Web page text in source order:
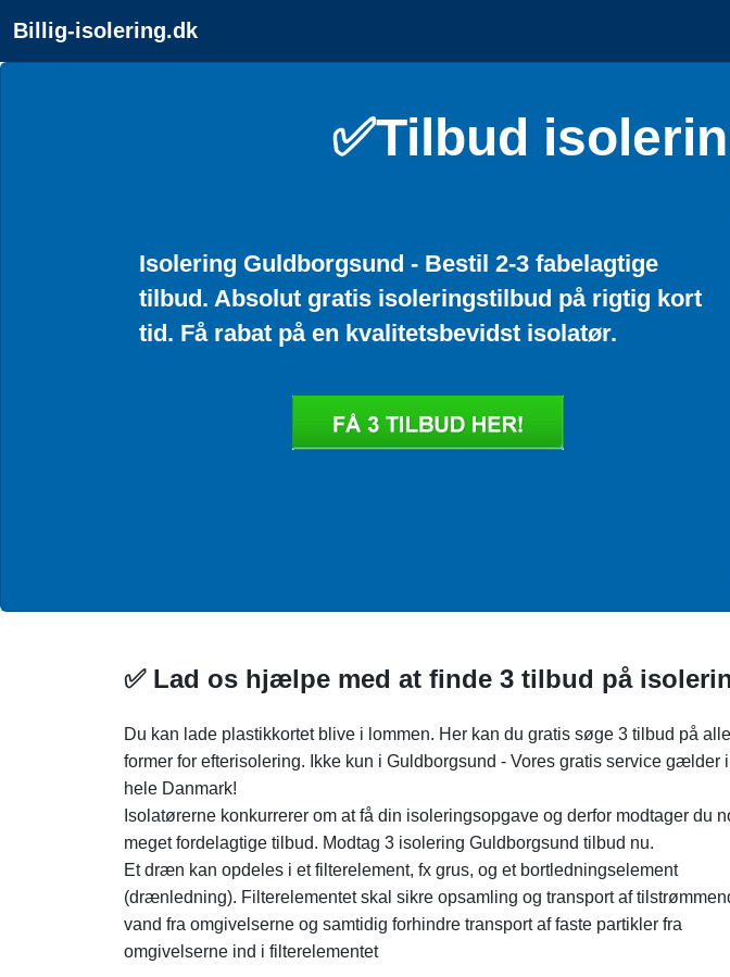
Billig-isolering.dk
✅Tilbud
Isolering Guldborgsund - Bestil 2-3 fabelagtige
tilbud. Absolut gratis isoleringstilbud på rigtig kort
tid. Få rabat på en kvalitetsbevidst isolatør.
✅ Lad os hjælpe med at finde 3 tilbud på
Du kan lade plastikkortet blive i lommen. Her kan du gratis søge 3 tilbud på
former for efterisolering. Ikke kun i Guldborgsund - Vores gratis service gælder i
hele Danmark!
Isolatørerne konkurrerer om at få din isoleringsopgave og derfor modtager du
meget fordelagtige tilbud. Modtag 3 isolering Guldborgsund tilbud nu.
Et dræn kan opdeles i et filterelement, fx grus, og et bortledningselement
(drænledning). Filterelementet skal sikre opsamling og transport af
vand fra omgivelserne og samtidig forhindre transport af faste partikler fra
omgivelserne ind i filterelementet